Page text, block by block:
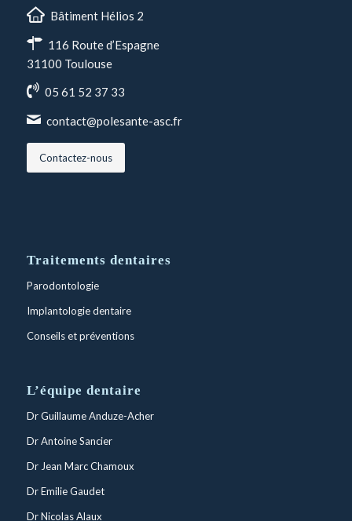
Bâtiment Hélios 2
116 Route d’Espagne
31100 Toulouse
05 61 52 37 33
contact@polesante-asc.fr
Contactez-nous
Traitements dentaires
Parodontologie
Implantologie dentaire
Conseils et préventions
L’équipe dentaire
Dr Guillaume Anduze-Acher
Dr Antoine Sancier
Dr Jean Marc Chamoux
Dr Emilie Gaudet
Dr Nicolas Alaux